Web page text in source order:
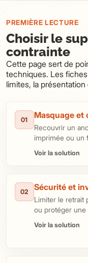
PREMIÈRE LECTURE
Choisir le
contrainte
Cette page sert de
techniques. Les
limites, la
01 Masquage et
Recouvrir un
imprimée ou un
Voir la solution
02 Sécurité et
Limiter le retrait
ou protéger une
Voir la solution